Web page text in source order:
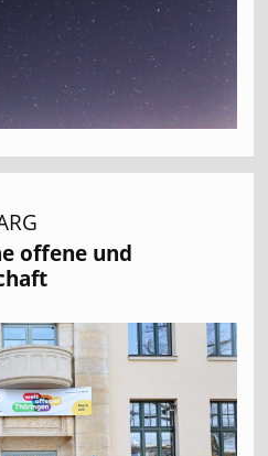
offene und